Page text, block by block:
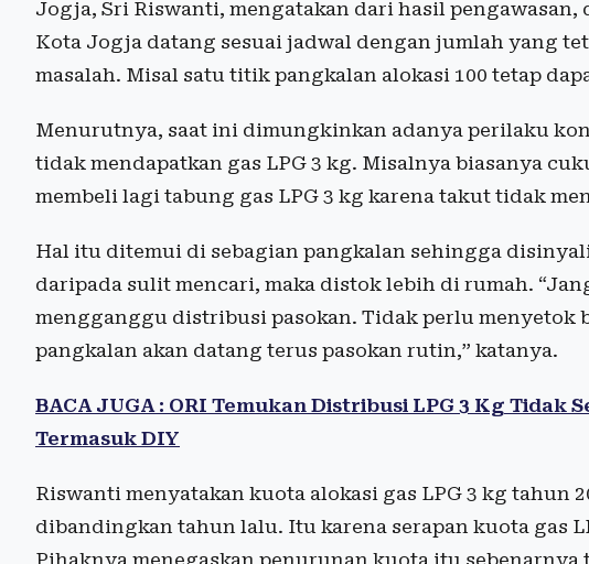
Jogja, Sri Riswanti, mengatakan dari hasil pengawasan,
Kota Jogja datang sesuai jadwal dengan jumlah yang
masalah. Misal satu titik pangkalan alokasi 100 tetap
Menurutnya, saat ini dimungkinkan adanya perilaku
tidak mendapatkan gas LPG 3 kg. Misalnya biasanya
membeli lagi tabung gas LPG 3 kg karena takut tidak
Hal itu ditemui di sebagian pangkalan sehingga
daripada sulit mencari, maka distok lebih di rumah.
mengganggu distribusi pasokan. Tidak perlu menyetok
pangkalan akan datang terus pasokan rutin,” katanya.
BACA JUGA : ORI Temukan Distribusi LPG 3 Kg Tidak
Termasuk DIY
Riswanti menyatakan kuota alokasi gas LPG 3 kg tahun
dibandingkan tahun lalu. Itu karena serapan kuota gas
Pihaknya menegaskan penurunan kuota itu sebenarnya